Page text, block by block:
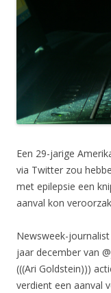
Een 29-jarige
via Twitter zou
met epilepsie een
aanval kon
Newsweek-
jaar december van
(((Ari Goldstein)))
verdient een aanval